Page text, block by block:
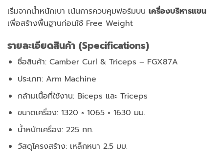
เริ่มจากน้ำหนักเบา เน้นการควบคุมฟอร์มบน เครื่องบริหารแขน
เพื่อสร้างพื้นฐานก่อนใช้ Free Weight
รายละเอียดสินค้า (Specifications)
ชื่อสินค้า: Camber Curl & Triceps – FGX87A
ประเภท: Arm Machine
กล้ามเนื้อที่ใช้งาน: Biceps และ Triceps
ขนาดเครื่อง: 1320 × 1065 × 1630 มม.
น้ำหนักเครื่อง: 225 กก.
วัสดุโครงสร้าง: เหล็กหนา 2.5 มม.